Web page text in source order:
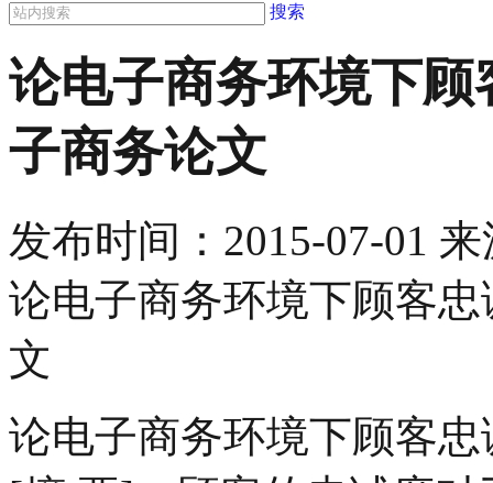
搜索
论电子商务环境下
子商务论文
发布时间： 2015-07-01 来
论电子商务环境下顾客
文
论电子商务环境下顾客